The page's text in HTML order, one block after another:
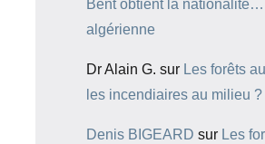
Bent obtient la nationalité…
algérienne
Dr Alain G. sur Les forêts
les incendiaires au milieu ?
Denis BIGEARD sur Les